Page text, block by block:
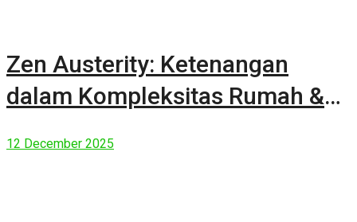
Zen Austerity: Ketenangan
dalam Kompleksitas Rumah &
12 December 2025